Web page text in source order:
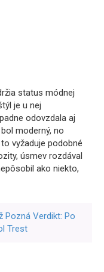
status módnej
je u nej
odovzdala aj
moderný, no
vyžaduje podobné
úsmev rozdával
ako niekto,
Pozná Verdikt: Po
Trest